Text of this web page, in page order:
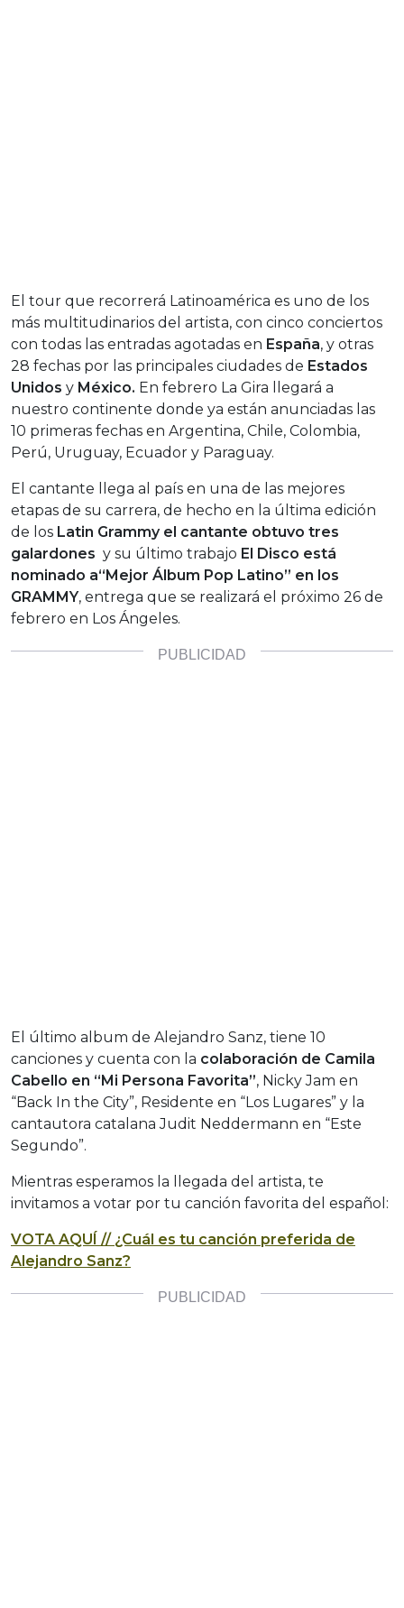
El tour que recorrerá Latinoamérica es uno de los
más multitudinarios del artista, con cinco conciertos
con todas las entradas agotadas en España, y otras
28 fechas por las principales ciudades de Estados
Unidos y México. En febrero La Gira llegará a
nuestro continente donde ya están anunciadas las
10 primeras fechas en Argentina, Chile, Colombia,
Perú, Uruguay, Ecuador y Paraguay.
El cantante llega al país en una de las mejores
etapas de su carrera, de hecho en la última edición
de los Latin Grammy el cantante obtuvo tres
galardones y su último trabajo El Disco está
nominado a“Mejor Álbum Pop Latino” en los
GRAMMY, entrega que se realizará el próximo 26 de
febrero en Los Ángeles.
El último album de Alejandro Sanz, tiene 10
canciones y cuenta con la colaboración de Camila
Cabello en “Mi Persona Favorita”, Nicky Jam en
“Back In the City”, Residente en “Los Lugares” y la
cantautora catalana Judit Neddermann en “Este
Segundo”.
Mientras esperamos la llegada del artista, te
invitamos a votar por tu canción favorita del español:
VOTA AQUÍ // ¿Cuál es tu canción preferida de
Alejandro Sanz?